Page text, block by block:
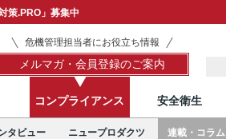
策.PRO」募集中
危機管理担当者にお役立ち情報
メルマガ・会員登録のご案内
コンプライアンス 安全衛生
タビュー ニュープロダクツ 連載・コラム